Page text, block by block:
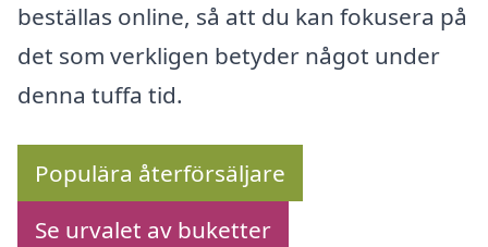
beställas online, så att du kan fokusera på
det som verkligen betyder något under
denna tuffa tid.
Populära återförsäljare
Se urvalet av buketter